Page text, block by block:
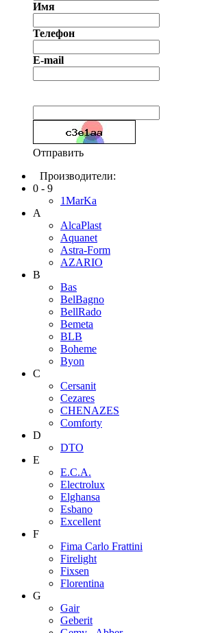
Имя
Телефон
E-mail
Отправить
Производители:
0 - 9
1MarKa
A
AlcaPlast
Aquanet
Astra-Form
AZARIO
B
Bas
BelBagno
BellRado
Bemeta
BLB
Boheme
Byon
C
Cersanit
Cezares
CHENAZES
Comforty
D
DTO
E
E.C.A.
Electrolux
Elghansa
Esbano
Excellent
F
Fima Carlo Frattini
Firelight
Fixsen
Florentina
G
Gair
Geberit